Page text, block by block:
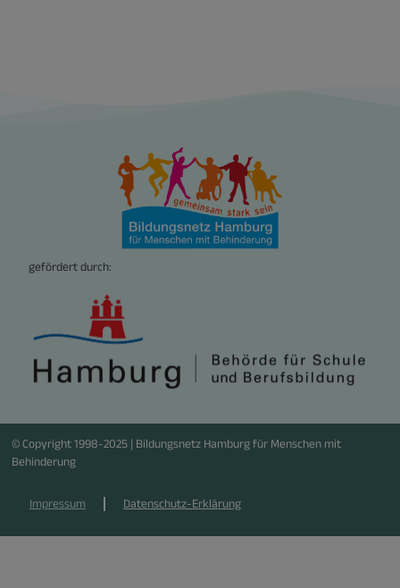
gefördert durch:
© Copyright 1998-2025 | Bildungsnetz Hamburg für Menschen mit
Behinderung
Impressum Datenschutz-Erklärung